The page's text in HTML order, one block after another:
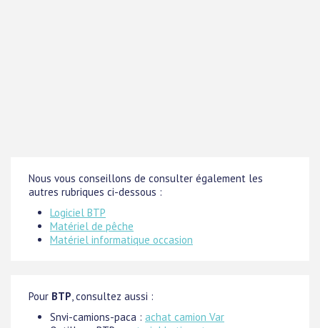
Nous vous conseillons de consulter également les
autres rubriques ci-dessous :
Logiciel BTP
Matériel de pêche
Matériel informatique occasion
Pour BTP, consultez aussi :
Snvi-camions-paca : achat camion Var